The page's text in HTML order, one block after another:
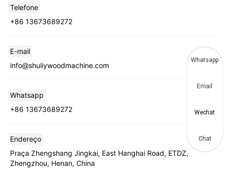
Telefone
+86 13673689272
E-mail
info@shuliywoodmachine.com
Whatsapp
+86 13673689272
Endereço
Praça Zhengshang Jingkai, East Hanghai Road, ETDZ,
Zhengzhou, Henan, China
Whatsapp
Email
Wechat
Chat